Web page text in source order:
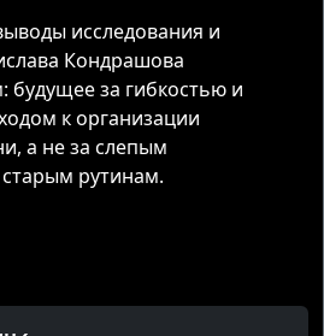
исследования и
Кондрашова
будущее за гибкостью и
к организации
а не за слепым
рутинам.